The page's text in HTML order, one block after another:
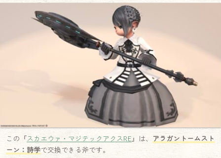
この『スカエウァ・マジテックアクスRE』は、 アラガントームスト
ーン：詩学で交換できる斧です。